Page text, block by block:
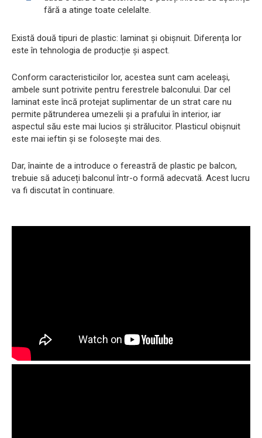
fără a atinge toate celelalte.
Există două tipuri de plastic: laminat și obișnuit. Diferența lor
este în tehnologia de producție și aspect.
Conform caracteristicilor lor, acestea sunt cam aceleași,
ambele sunt potrivite pentru ferestrele balconului. Dar cel
laminat este încă protejat suplimentar de un strat care nu
permite pătrunderea umezelii și a prafului în interior, iar
aspectul său este mai lucios și strălucitor. Plasticul obișnuit
este mai ieftin și se folosește mai des.
Dar, înainte de a introduce o fereastră de plastic pe balcon,
trebuie să aduceți balconul într-o formă adecvată. Acest lucru
va fi discutat în continuare.